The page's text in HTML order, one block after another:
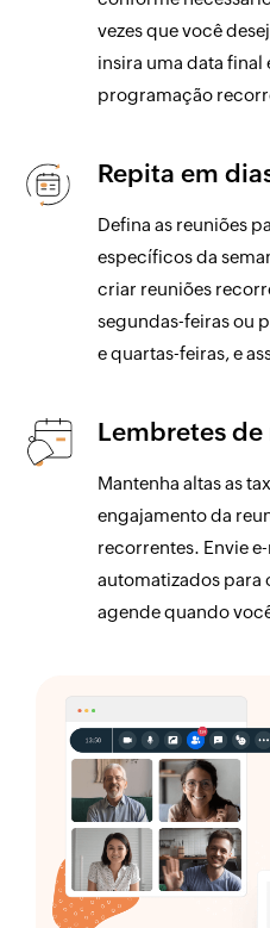
vezes que você
insira uma data final
programação
Repita em
Defina as reuniões
específicos da
criar reuniões
segundas-feiras ou
e quartas-feiras, e
Lembretes de
Mantenha altas as
engajamento da
recorrentes. Envie
automatizados para
agende quando